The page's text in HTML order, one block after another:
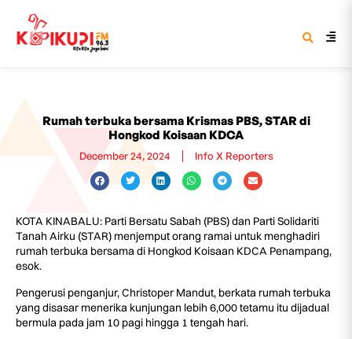
Rumah terbuka bersama Krismas PBS, STAR di
Hongkod Koisaan KDCA
December 24, 2024 Info X Reporters
KOTA KINABALU: Parti Bersatu Sabah (PBS) dan Parti Solidariti
Tanah Airku (STAR) menjemput orang ramai untuk menghadiri
rumah terbuka bersama di Hongkod Koisaan KDCA Penampang,
esok.
Pengerusi penganjur, Christoper Mandut, berkata rumah terbuka
yang disasar menerika kunjungan lebih 6,000 tetamu itu dijadual
bermula pada jam 10 pagi hingga 1 tengah hari.